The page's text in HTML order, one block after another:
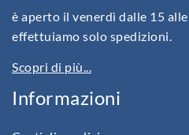
è aperto il venerdì dalle 15
effettuiamo solo spedizioni.
Scopri di più...
Informazioni